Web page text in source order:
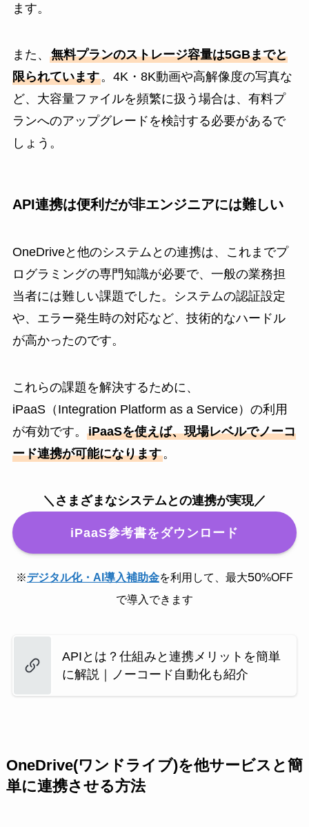
ます。
また、 無料プランのストレージ容量は5GBまでと
限られています。4K・8K動画や高解像度の写真な
ど、大容量ファイルを頻繁に扱う場合は、有料プ
ランへのアップグレードを検討する必要があるで
しょう。
API連携は便利だが非エンジニアには難しい
OneDriveと他のシステムとの連携は、これまでプ
ログラミングの専門知識が必要で、一般の業務担
当者には難しい課題でした。システムの認証設定
や、エラー発生時の対応など、技術的なハードル
が高かったのです。
これらの課題を解決するために、
iPaaS（Integration Platform as a Service）の利用
が有効です。 iPaaSを使えば、現場レベルでノーコ
ード連携が可能になります。
＼さまざまなシステムとの連携が実現／
iPaaS参考書をダウンロード
※デジタル化・AI導入補助金を利用して、最大50%OFF
で導入できます
APIとは？仕組みと連携メリットを簡単
に解説｜ノーコード自動化も紹介
OneDrive(ワンドライブ)を他サービスと簡
単に連携させる方法